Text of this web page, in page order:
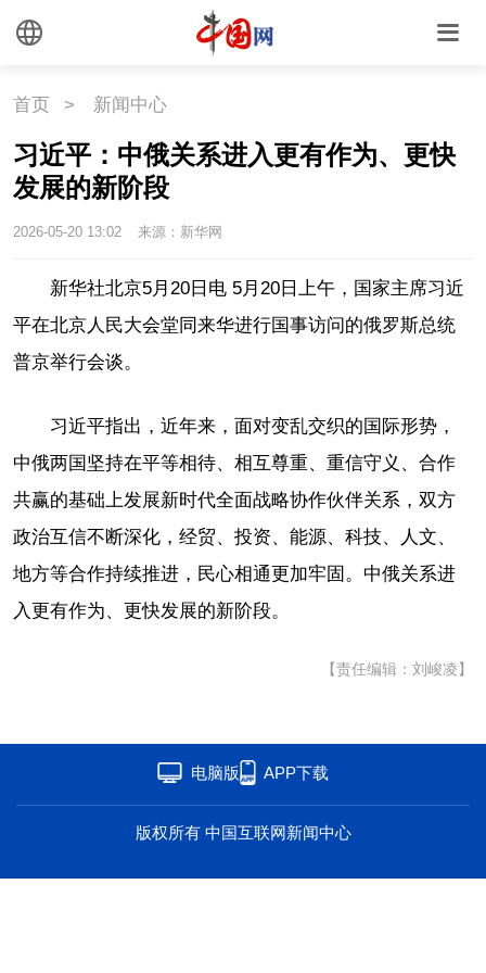
中国关键词
文化
文化 文创 艺术
中国瓷
国情 助残 一带一路
海洋 草原 湾区
联盟 心理 老年
首页 > 新闻中心
习近平：中俄关系进入更有作为、更快
发展的新阶段
2026-05-20 13:02 来源：新华网
新华社北京5月20日电 5月20日上午，国家主席习近
平在北京人民大会堂同来华进行国事访问的俄罗斯总统
普京举行会谈。
习近平指出，近年来，面对变乱交织的国际形势，
中俄两国坚持在平等相待、相互尊重、重信守义、合作
共赢的基础上发展新时代全面战略协作伙伴关系，双方
政治互信不断深化，经贸、投资、能源、科技、人文、
地方等合作持续推进，民心相通更加牢固。中俄关系进
入更有作为、更快发展的新阶段。
【责任编辑：刘峻凌】
电脑版 APP下载
版权所有 中国互联网新闻中心